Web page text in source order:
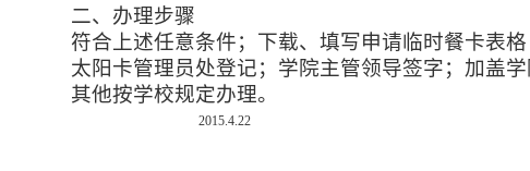
二、办理步骤
符合上述任意条件；下载、填写申请临时餐卡表
太阳卡管理员处登记；学院主管领导签字；加盖
其他按学校规定办理。
2015.4.22